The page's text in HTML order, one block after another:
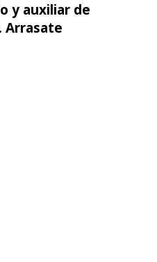
y auxiliar de
Arrasate
y auxiliar de